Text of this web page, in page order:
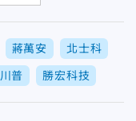
蔣萬安 北士科
川普 勝宏科技